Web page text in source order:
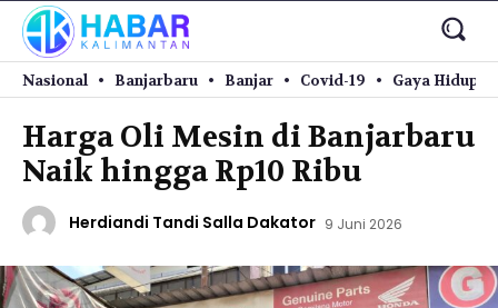
Nasional Banjarbaru Banjar Covid-19 Gaya Hidup
Harga Oli Mesin di Banjarbaru
Naik hingga Rp10 Ribu
Herdiandi Tandi Salla Dakator 9 Juni 2026